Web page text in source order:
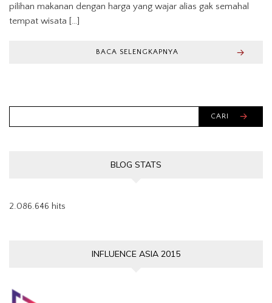
pilihan makanan dengan harga yang wajar alias gak semahal
tempat wisata […]
BACA SELENGKAPNYA
CARI
BLOG STATS
2.086.646 hits
INFLUENCE ASIA 2015